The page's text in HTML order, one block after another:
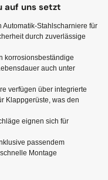
auf uns setzt
Automatik-Stahlscharniere für
durch zuverlässige
korrosionsbeständige
auch unter
verfügen über integrierte
Klappgerüste, was den
eignen sich für
passendem
Montage